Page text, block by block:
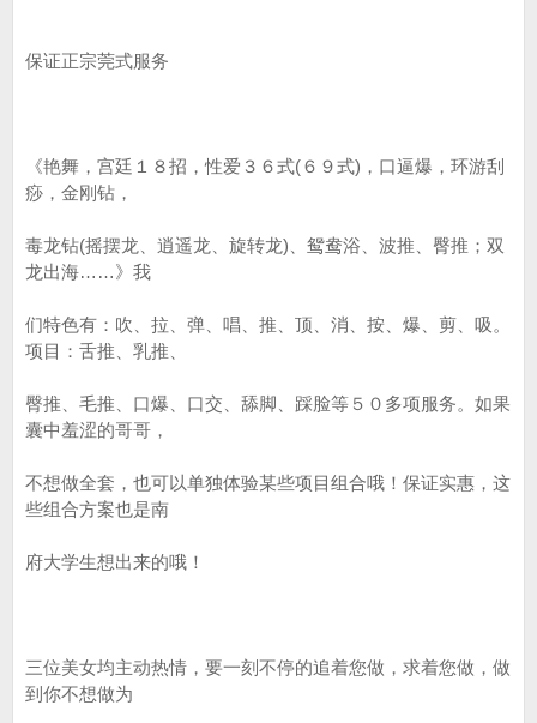
保证正宗莞式服务
《艳舞，宫廷１８招，性爱３６式(６９式)，口逼爆，环游刮
痧，金刚钻，
毒龙钻(摇摆龙、逍遥龙、旋转龙)、鸳鸯浴、波推、臀推；双
龙出海……》我
们特色有：吹、拉、弹、唱、推、顶、消、按、爆、剪、吸。
项目：舌推、乳推、
臀推、毛推、口爆、口交、舔脚、踩脸等５０多项服务。如果
囊中羞涩的哥哥，
不想做全套，也可以单独体验某些项目组合哦！保证实惠，这
些组合方案也是南
府大学生想出来的哦！
三位美女均主动热情，要一刻不停的追着您做，求着您做，做
到你不想做为